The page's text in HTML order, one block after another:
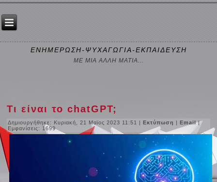
ΕΝΗΜΕΡΩΣΗ-ΨΥΧΑΓΩΓΙΑ-ΕΚΠΑΙΔΕΥΣΗ
ΜΕ ΜΙΑ ΑΛΛΗ ΜΑΤΙΑ...
Τι είναι το chatGPT;
Δημιουργήθηκε: Κυριακή, 21 Μαϊος 2023 11:51 |Εκτύπωση |Email|
Εμφανίσεις: 1699